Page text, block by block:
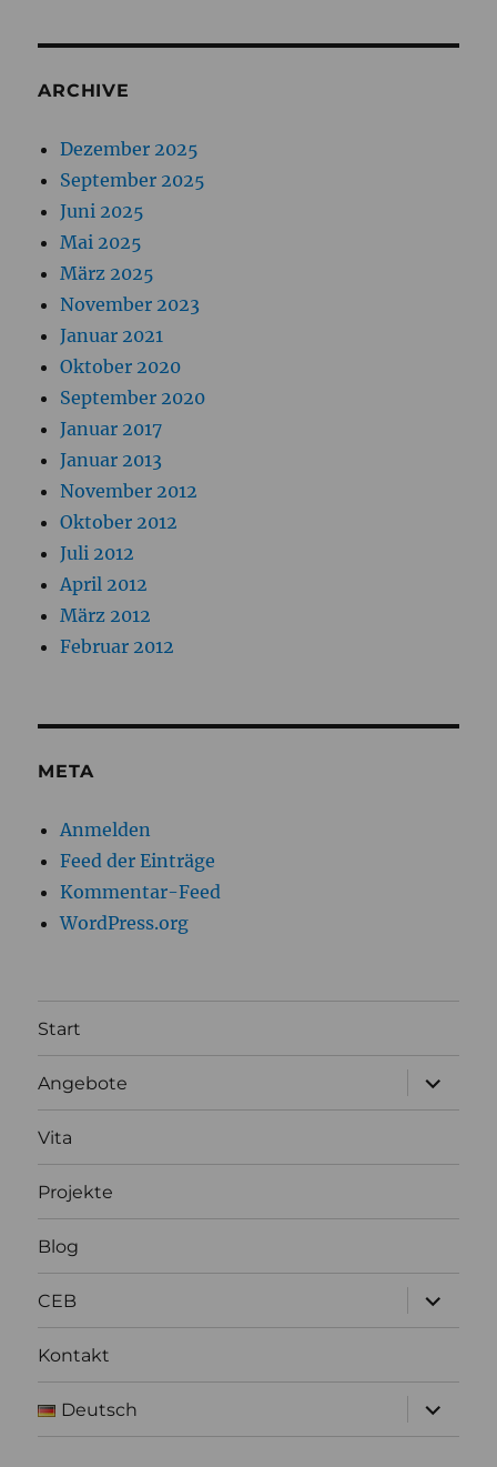
ARCHIVE
Dezember 2025
September 2025
Juni 2025
Mai 2025
März 2025
November 2023
Januar 2021
Oktober 2020
September 2020
Januar 2017
Januar 2013
November 2012
Oktober 2012
Juli 2012
April 2012
März 2012
Februar 2012
META
Anmelden
Feed der Einträge
Kommentar-Feed
WordPress.org
Start
Angebote
anzeigen
Vita
Projekte
Blog
CEB
anzeigen
Kontakt
Deutsch
anzeigen